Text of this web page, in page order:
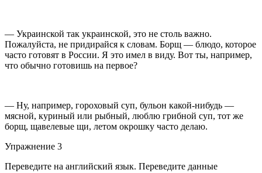
— Украинской так украинской, это не столь важно.
Пожалуйста, не придирайся к словам. Борщ — блюдо, которое
часто готовят в России. Я это имел в виду. Вот ты, например,
что обычно готовишь на первое?
— Ну, например, гороховый суп, бульон какой-нибудь —
мясной, куриный или рыбный, люблю грибной суп, тот же
борщ, щавелевые щи, летом окрошку часто делаю.
Упражнение 3
Переведите на английский язык. Переведите данные